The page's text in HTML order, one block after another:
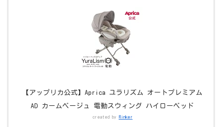
【アップリカ公式】Aprica ユラリズム オートプレミアム
AD カームベージュ 電動スウィング ハイローベッド
created by Rinker